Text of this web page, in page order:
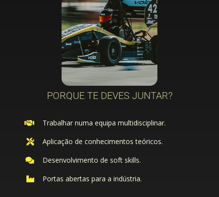
PORQUE TE DEVES JUNTAR?
Trabalhar numa equipa multidisciplinar.
Aplicação de conhecimentos teóricos.
Desenvolvimento de soft skills.
Portas abertas para a indústria.